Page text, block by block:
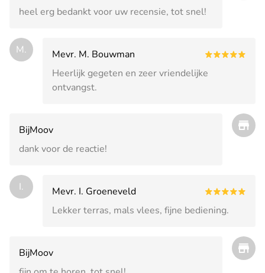
heel erg bedankt voor uw recensie, tot snel!
M.
Mevr. M. Bouwman
Heerlijk gegeten en zeer vriendelijke
ontvangst.
BijMoov
dank voor de reactie!
I.
Mevr. I. Groeneveld
Lekker terras, mals vlees, fijne bediening.
BijMoov